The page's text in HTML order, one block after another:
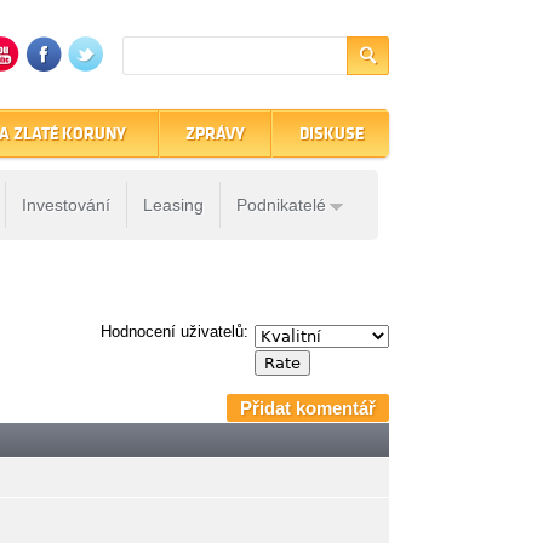
Investování Leasing Podnikatelé
ZLATÉ KORUNY ZPRÁVY DISKUSE
Hodnocení uživatelů:
Přidat komentář